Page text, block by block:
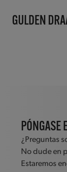
GULDEN
PÓNGASE
¿Preguntas
No dude en
Estaremos